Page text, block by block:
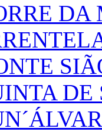
DE